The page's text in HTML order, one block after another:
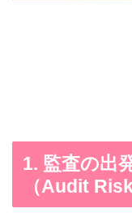
1. 監査の出
（Audit